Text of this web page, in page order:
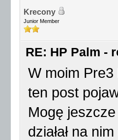
Krecony
Junior Member
RE: HP Palm -
W moim
ten post
Mogę
działał na